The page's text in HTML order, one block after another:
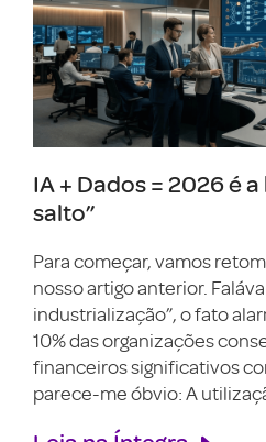
IA + Dados = 2026 é
salto”
Para começar, vamos
nosso artigo anterior.
industrialização”, o fato
10% das organizações
financeiros significativos
parece-me óbvio: A